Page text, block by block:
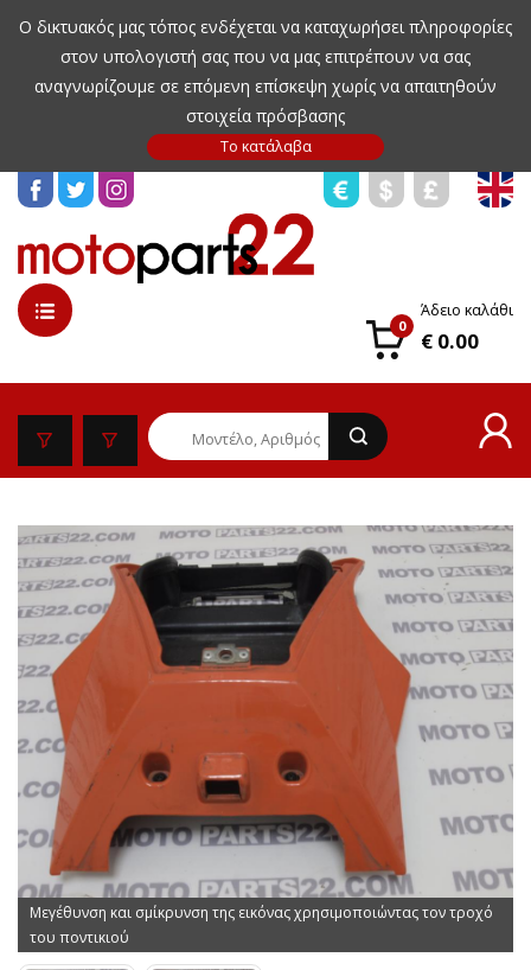
Ο δικτυακός μας τόπος ενδέχεται να καταχωρήσει πληροφορίες
στον υπολογιστή σας που να μας επιτρέπουν να σας
αναγνωρίζουμε σε επόμενη επίσκεψη χωρίς να απαιτηθούν
στοιχεία πρόσβασης
0
Άδειο καλάθι
€ 0.00
Μεγέθυνση και σμίκρυνση της εικόνας χρησιμοποιώντας τον τροχό
του ποντικιού